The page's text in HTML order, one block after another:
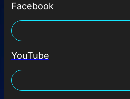
Facebook
YouTube